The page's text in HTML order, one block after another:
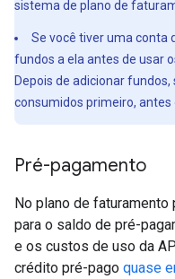
sistema de plano de
Se você tiver uma conta
fundos a ela antes de usar
Depois de adicionar
consumidos primeiro, antes
Pré-pagamento
No plano de
para o saldo de pré-
e os custos de uso da
crédito pré-pago quase